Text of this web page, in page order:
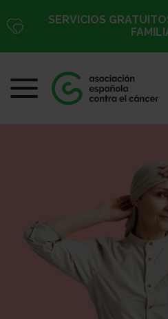
SERVICIOS